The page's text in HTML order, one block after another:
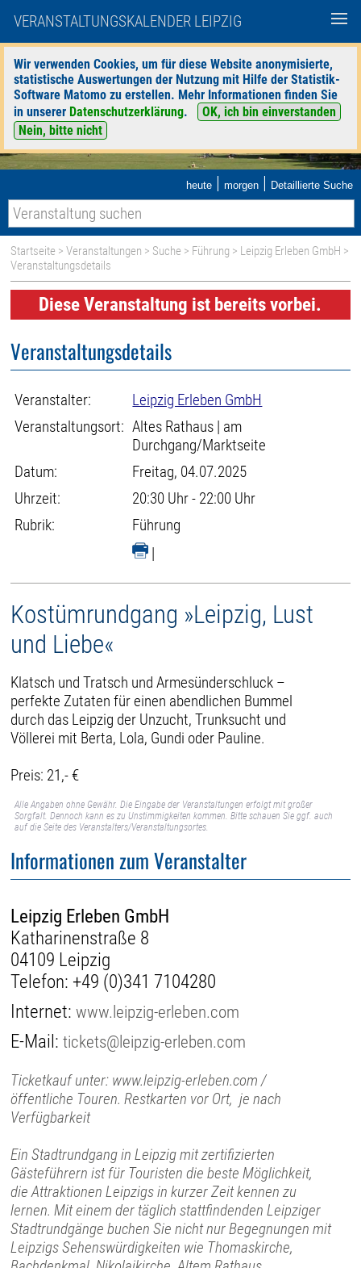
VERANSTALTUNGSKALENDER LEIPZIG
Wir verwenden Cookies, um für diese Website anonymisierte,
statistische Auswertungen der Nutzung mit Hilfe der Statistik-
Software Matomo zu erstellen. Mehr Informationen finden Sie
in unserer Datenschutzerklärung.
OK, ich bin einverstanden
Nein, bitte nicht
heute | morgen | Detaillierte Suche
Startseite >Veranstaltungen > Suche > Führung > Leipzig Erleben GmbH >
Veranstaltungsdetails
Diese Veranstaltung ist bereits vorbei.
Veranstaltungsdetails
Veranstalter:
Leipzig Erleben GmbH
Veranstaltungsort: Altes Rathaus | am
Durchgang/Marktseite
Datum:
Freitag, 04.07.2025
Uhrzeit:
20:30 Uhr - 22:00 Uhr
Rubrik:
Führung
|
Kostümrundgang »Leipzig, Lust
und Liebe«
Klatsch und Tratsch und Armesünderschluck –
perfekte Zutaten für einen abendlichen Bummel
durch das Leipzig der Unzucht, Trunksucht und
Völlerei mit Berta, Lola, Gundi oder Pauline.
Preis: 21,- €
Alle Angaben ohne Gewähr. Die Eingabe der Veranstaltungen erfolgt mit großer
Sorgfalt. Dennoch kann es zu Unstimmigkeiten kommen. Bitte schauen Sie ggf. auch
auf die Seite des Veranstalters/Veranstaltungsortes.
Informationen zum Veranstalter
Leipzig Erleben GmbH
Katharinenstraße 8
04109 Leipzig
Telefon: +49 (0)341 7104280
Internet:www.leipzig-erleben.com
E-Mail:tickets@leipzig-erleben.com
Ticketkauf unter: www.leipzig-erleben.com /
öffentliche Touren. Restkarten vor Ort, je nach
Verfügbarkeit
Ein Stadtrundgang in Leipzig mit zertifizierten
Gästeführern ist für Touristen die beste Möglichkeit,
die Attraktionen Leipzigs in kurzer Zeit kennen zu
lernen. Mit einem der täglich stattfindenden Leipziger
Stadtrundgänge buchen Sie nicht nur Begegnungen mit
Leipzigs Sehenswürdigkeiten wie Thomaskirche,